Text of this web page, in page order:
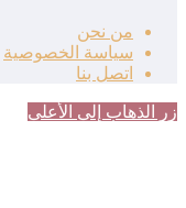
من نحن
سياسة الخصوصية
اتصل بنا
زر الذهاب إلى الأعلى